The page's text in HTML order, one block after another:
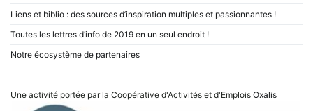
Liens et biblio : des sources d’inspiration multiples et passionnantes !
Toutes les lettres d’info de 2019 en un seul endroit !
Notre écosystème de partenaires
Une activité portée par la Coopérative d'Activités et d'Emplois Oxalis